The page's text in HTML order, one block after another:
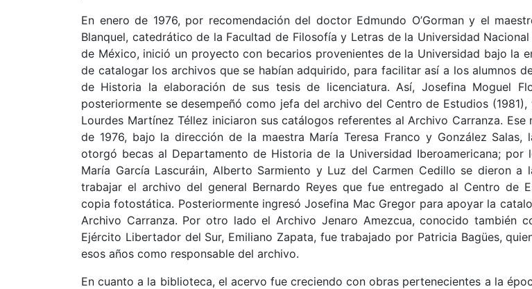
En enero de 1976, por recomendación del doctor Edmundo O’Gorman y el
Blanquel, catedrático de la Facultad de Filosofía y Letras de la Universidad
de México, inició un proyecto con becarios provenientes de la Universidad bajo la
de catalogar los archivos que se habían adquirido, para facilitar así a los alumnos
de Historia la elaboración de sus tesis de licenciatura. Así, Josefina Moguel
posteriormente se desempeñó como jefa del archivo del Centro de Estudios (1981),
Lourdes Martínez Téllez iniciaron sus catálogos referentes al Archivo Carranza. Ese
de 1976, bajo la dirección de la maestra María Teresa Franco y González Salas,
otorgó becas al Departamento de Historia de la Universidad Iberoamericana; por
María García Lascuráin, Alberto Sarmiento y Luz del Carmen Cedillo se dieron a
trabajar el archivo del general Bernardo Reyes que fue entregado al Centro de
copia fotostática. Posteriormente ingresó Josefina Mac Gregor para apoyar la
Archivo Carranza. Por otro lado el Archivo Jenaro Amezcua, conocido también
Ejército Libertador del Sur, Emiliano Zapata, fue trabajado por Patricia Bagües,
esos años como responsable del archivo.
En cuanto a la biblioteca, el acervo fue creciendo con obras pertenecientes a la